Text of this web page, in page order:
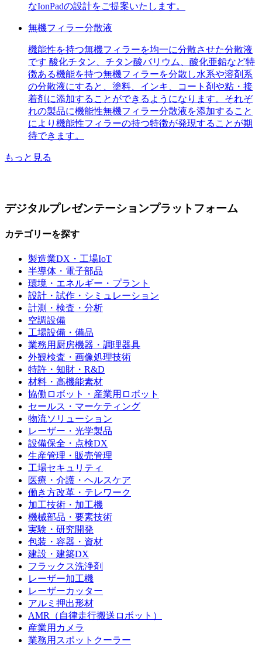
なIonPadの設計をご提案いたします。
無機フィラー分散液
機能性を持つ無機フィラーを均一に分散させた分散液
です 酸化チタン、チタン酸バリウム、酸化亜鉛など特
徴ある機能を持つ無機フィラーを分散し水系や溶剤系
の分散液にすると、塗料、インキ、コート剤や粘・接
着剤に添加することができるようになります。それぞ
れの製品に機能性無機フィラー分散液を添加すること
により機能性フィラーの持つ特徴が発現することが期
待できます。
もっと見る
デジタルプレゼンテーションプラットフォーム
カテゴリーを探す
製造業DX・工場IoT
半導体・電子部品
環境・エネルギー・プラント
設計・試作・シミュレーション
計測・検査・分析
空調設備
工場設備・備品
業務用厨房機器・調理器具
外観検査・画像処理技術
特許・知財・R&D
材料・高機能素材
協働ロボット・産業用ロボット
セールス・マーケティング
物流ソリューション
レーザー・光学製品
設備保全・点検DX
生産管理・販売管理
工場セキュリティ
医療・介護・ヘルスケア
働き方改革・テレワーク
加工技術・加工機
機械部品・要素技術
実験・研究開発
包装・容器・資材
建設・建築DX
フラックス洗浄剤
レーザー加工機
レーザーカッター
アルミ押出形材
AMR（自律走行搬送ロボット）
産業用カメラ
業務用スポットクーラー